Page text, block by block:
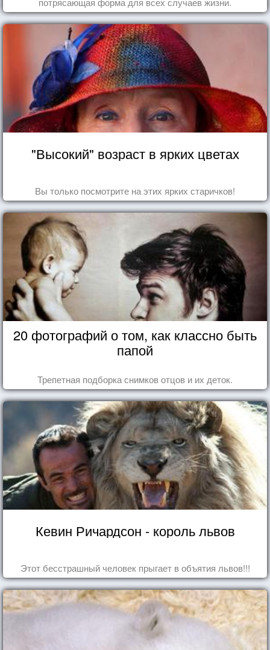
"Высокий" возраст в ярких цветах
Вы только посмотрите на этих ярких старичков!
20 фотографий о том, как классно быть
папой
Трепетная подборка снимков отцов и их деток.
Кевин Ричардсон - король львов
Этот бесстрашный человек прыгает в объятия львов!!!